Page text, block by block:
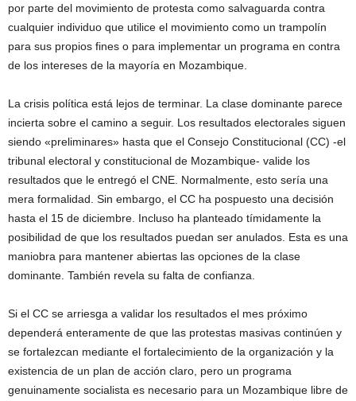
por parte del movimiento de protesta como salvaguarda contra
cualquier individuo que utilice el movimiento como un trampolín
para sus propios fines o para implementar un programa en contra
de los intereses de la mayoría en Mozambique.
La crisis política está lejos de terminar. La clase dominante parece
incierta sobre el camino a seguir. Los resultados electorales siguen
siendo «preliminares» hasta que el Consejo Constitucional (CC) -el
tribunal electoral y constitucional de Mozambique- valide los
resultados que le entregó el CNE. Normalmente, esto sería una
mera formalidad. Sin embargo, el CC ha pospuesto una decisión
hasta el 15 de diciembre. Incluso ha planteado tímidamente la
posibilidad de que los resultados puedan ser anulados. Esta es una
maniobra para mantener abiertas las opciones de la clase
dominante. También revela su falta de confianza.
Si el CC se arriesga a validar los resultados el mes próximo
dependerá enteramente de que las protestas masivas continúen y
se fortalezcan mediante el fortalecimiento de la organización y la
existencia de un plan de acción claro, pero un programa
genuinamente socialista es necesario para un Mozambique libre de